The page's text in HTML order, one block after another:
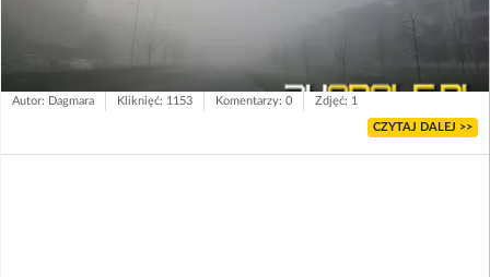
Autor: Dagmara Kliknięć: 1153 Komentarzy: 0 Zdjęć: 1
CZYTAJ DALEJ >>